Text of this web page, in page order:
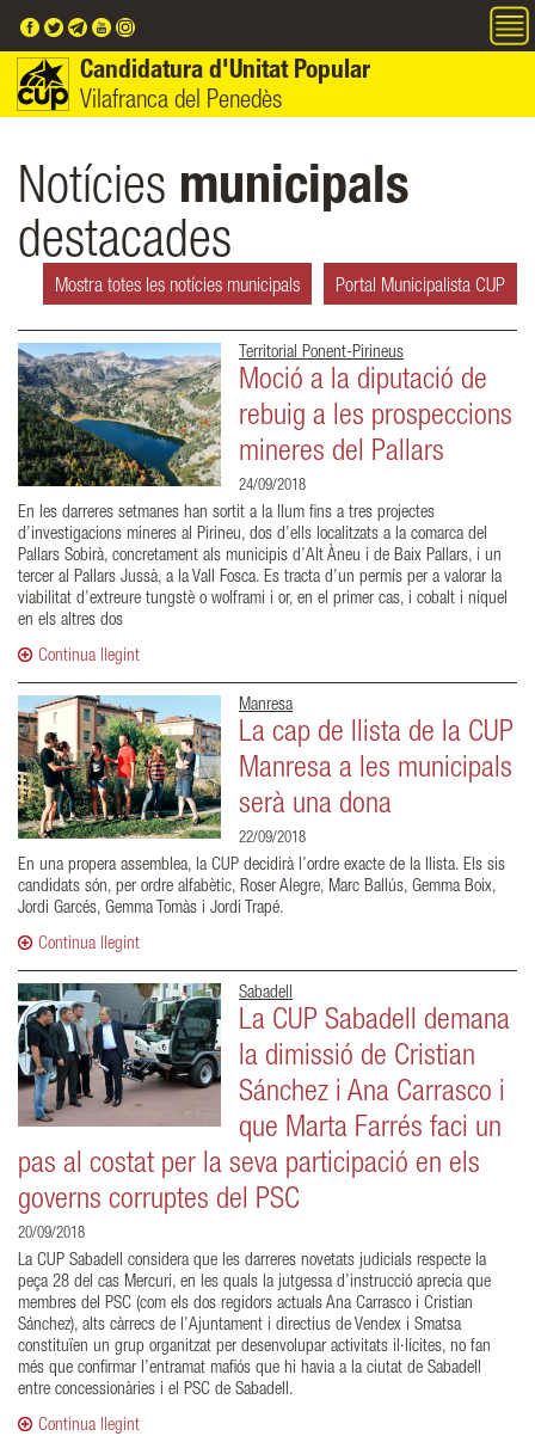
Candidatura d'Unitat Popular
Vilafranca del Penedès
Notícies municipals
destacades
Mostra totes les notícies municipals Portal Municipalista CUP
Territorial Ponent-Pirineus
Moció a la diputació de
rebuig a les prospeccions
mineres del Pallars
24/09/2018
En les darreres setmanes han sortit a la llum fins a tres projectes
d’investigacions mineres al Pirineu, dos d’ells localitzats a la comarca del
Pallars Sobirà, concretament als municipis d’Alt Àneu i de Baix Pallars, i un
tercer al Pallars Jussà, a la Vall Fosca. Es tracta d’un permís per a valorar la
viabilitat d’extreure tungstè o wolframi i or, en el primer cas, i cobalt i níquel
en els altres dos
Continua llegint
Manresa
La cap de llista de la CUP
Manresa a les municipals
serà una dona
22/09/2018
En una propera assemblea, la CUP decidirà l’ordre exacte de la llista. Els sis
candidats són, per ordre alfabètic, Roser Alegre, Marc Ballús, Gemma Boix,
Jordi Garcés, Gemma Tomàs i Jordi Trapé.
Continua llegint
Sabadell
La CUP Sabadell demana
la dimissió de Cristian
Sánchez i Ana Carrasco i
que Marta Farrés faci un
pas al costat per la seva participació en els
governs corruptes del PSC
20/09/2018
La CUP Sabadell considera que les darreres novetats judicials respecte la
peça 28 del cas Mercuri, en les quals la jutgessa d’instrucció aprecia que
membres del PSC (com els dos regidors actuals Ana Carrasco i Cristian
Sánchez), alts càrrecs de l’Ajuntament i directius de Vendex i Smatsa
constituïen un grup organitzat per desenvolupar activitats il·lícites, no fan
més que confirmar l’entramat mafiós que hi havia a la ciutat de Sabadell
entre concessionàries i el PSC de Sabadell.
Continua llegint